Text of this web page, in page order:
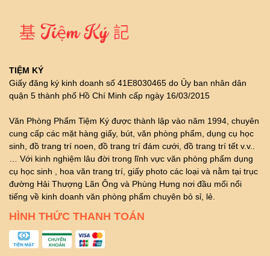
TIỆM KÝ
Giấy đăng ký kinh doanh số 41E8030465 do Ủy ban nhân dân
quận 5 thành phố Hồ Chí Minh cấp ngày 16/03/2015
Văn Phòng Phẩm Tiệm Ký được thành lập vào năm 1994, chuyên
cung cấp các mặt hàng giấy, bút, văn phòng phẩm, dụng cụ học
sinh, đồ trang trí noen, đồ trang trí đám cưới, đồ trang trí tết v.v..
… Với kinh nghiệm lâu đời trong lĩnh vực văn phòng phẩm dụng
cụ học sinh , hoa văn trang trí, giấy photo các loại và nằm tại trục
đường Hải Thượng Lãn Ông và Phùng Hưng nơi đầu mối nổi
tiếng về kinh doanh văn phòng phẩm chuyên bỏ sỉ, lẻ.
HÌNH THỨC THANH TOÁN